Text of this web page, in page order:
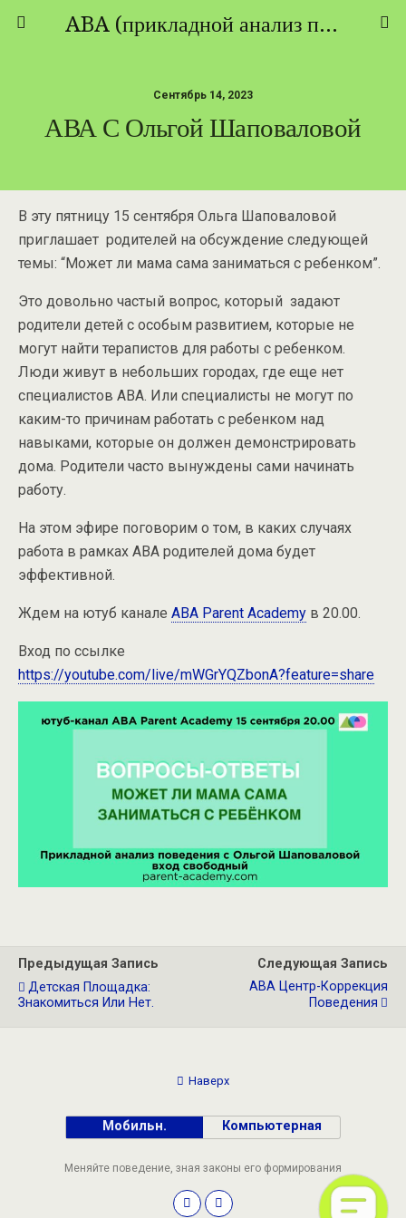
ABA (прикладной анализ поведения) - ТЕОРИЯ И ПРАКТИКА
Сентябрь 14, 2023
АВА С Ольгой Шаповаловой
В эту пятницу 15 сентября Ольга Шаповаловой
приглашает родителей на обсуждение следующей
темы: “Может ли мама сама заниматься с ребенком”.
Это довольно частый вопрос, который задают
родители детей с особым развитием, которые не
могут найти терапистов для работы с ребенком.
Люди живут в небольших городах, где еще нет
специалистов АВА. Или специалисты не могут по
каким-то причинам работать с ребенком над
навыками, которые он должен демонстрировать
дома. Родители часто вынуждены сами начинать
работу.
На этом эфире поговорим о том, в каких случаях
работа в рамках АВА родителей дома будет
эффективной.
Ждем на ютуб канале ABA Parent Academy в 20.00.
Вход по ссылке
https://youtube.com/live/mWGrYQZbonA?feature=share
Предыдущая Запись
Детская Площадка:
Знакомиться Или Нет.
Следующая Запись
АВА Центр-Коррекция
Поведения
Наверх
Мобильн. Компьютерная
Меняйте поведение, зная законы его формирования